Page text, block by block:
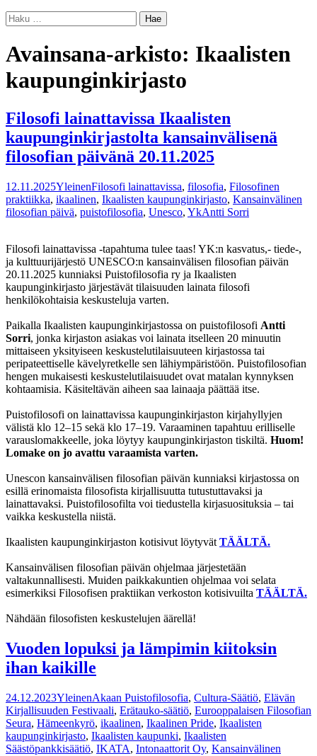
Haku:
Avainsana-arkisto: Ikaalisten
kaupunginkirjasto
Filosofi lainattavissa Ikaalisten
kaupunginkirjastolta kansainvälisenä
filosofian päivänä 20.11.2025
12.11.2025YleinenFilosofi lainattavissa, filosofia, Filosofinen
praktiikka, ikaalinen, Ikaalisten kaupunginkirjasto, Kansainvälinen
filosofian päivä, puistofilosofia, Unesco, YkAntti Sorri
Filosofi lainattavissa -tapahtuma tulee taas! YK:n kasvatus,- tiede-,
ja kulttuurijärjestö UNESCO:n kansainvälisen filosofian päivän
20.11.2025 kunniaksi Puistofilosofia ry ja Ikaalisten
kaupunginkirjasto järjestävät tilaisuuden lainata filosofi
henkilökohtaisia keskusteluja varten.
Paikalla Ikaalisten kaupunginkirjastossa on puistofilosofi Antti
Sorri, jonka kirjaston asiakas voi lainata itselleen 20 minuutin
mittaiseen yksityiseen keskustelutilaisuuteen kirjastossa tai
peripateettiselle kävelyretkelle sen lähiympäristöön. Puistofilosofian
hengen mukaisesti keskustelutilaisuudet ovat matalan kynnyksen
kohtaamisia. Käsiteltävän aiheen saa lainaaja päättää itse.
Puistofilosofi on lainattavissa kaupunginkirjaston kirjahyllyjen
välistä klo 12–15 sekä klo 17–19. Varaaminen tapahtuu erilliselle
varauslomakkeelle, joka löytyy kaupunginkirjaston tiskiltä. Huom!
Lomake on jo avattu varaamista varten.
Unescon kansainvälisen filosofian päivän kunniaksi kirjastossa on
esillä erinomaista filosofista kirjallisuutta tutustuttavaksi ja
lainattavaksi. Puistofilosofilta voi tiedustella kirjasuosituksia – tai
vaikka keskustella niistä.
Ikaalisten kaupunginkirjaston kotisivut löytyvät TÄÄLTÄ.
Kansainvälisen filosofian päivän ohjelmaa järjestetään
valtakunnallisesti. Muiden paikkakuntien ohjelmaa voi selata
esimerkiksi Filosofisen praktiikan verkoston kotisivuilta TÄÄLTÄ.
Nähdään filosofisten keskustelujen äärellä!
Vuoden lopuksi ja lämpimin kiitoksin
ihan kaikille
24.12.2023YleinenAkaan Puistofilosofia, Cultura-Säätiö, Elävän
Kirjallisuuden Festivaali, Erätauko-säätiö, Eurooppalaisen Filosofian
Seura, Hämeenkyrö, ikaalinen, Ikaalinen Pride, Ikaalisten
kaupunginkirjasto, Ikaalisten kaupunki, Ikaalisten
Säästöpankkisäätiö, IKATA, Intonaattorit Oy, Kansainvälinen